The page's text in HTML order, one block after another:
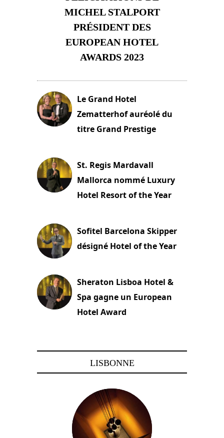
MICHEL STALPORT
PRÉSIDENT DES
EUROPEAN HOTEL
AWARDS 2023
Le Grand Hotel
Zematterhof auréolé du
titre Grand Prestige
St. Regis Mardavall
Mallorca nommé Luxury
Hotel Resort of the Year
Sofitel Barcelona Skipper
désigné Hotel of the Year
Sheraton Lisboa Hotel &
Spa gagne un European
Hotel Award
LISBONNE